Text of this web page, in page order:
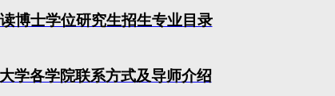
博士学位研究生招生专业目录
学各学院联系方式及导师介绍